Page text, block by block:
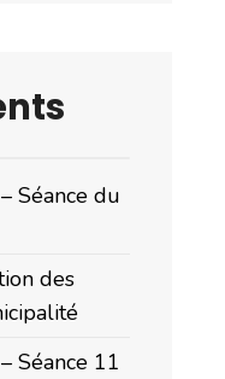
Séance du
des
Séance 11